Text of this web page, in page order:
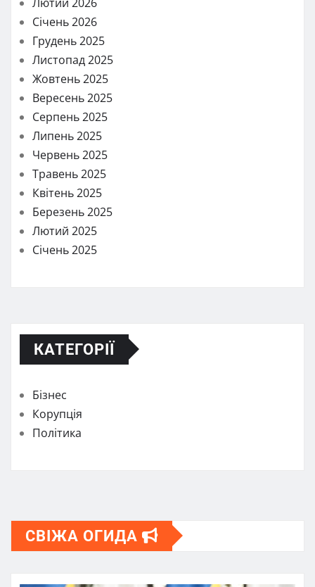
Січень 2026
Грудень 2025
Листопад 2025
Жовтень 2025
Вересень 2025
Серпень 2025
Липень 2025
Червень 2025
Травень 2025
Квітень 2025
Березень 2025
Лютий 2025
Січень 2025
КАТЕГОРІЇ
Бізнес
Корупція
Політика
СВІЖА ОГИДА